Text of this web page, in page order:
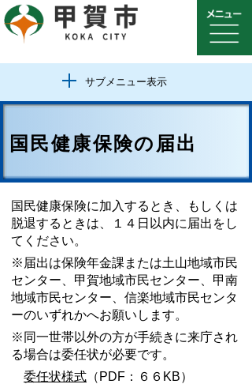
サブメニュー表示
国民健康保険の届出
国民健康保険に加入するとき、もしくは
脱退するときは、１４日以内に届出をし
てください。
※届出は保険年金課または土山地域市民
センター、甲賀地域市民センター、甲南
地域市民センター、信楽地域市民センタ
ーのいずれかへお願いします。
※同一世帯以外の方が手続きに来庁され
る場合は委任状が必要です。
委任状様式 （PDF：６６KB）